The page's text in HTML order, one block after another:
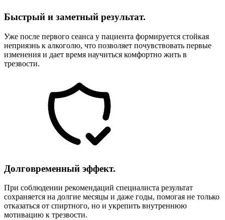
Быстрый и заметный результат.
Уже после первого сеанса у пациента формируется стойкая
неприязнь к алкоголю, что позволяет почувствовать первые
изменения и дает время научиться комфортно жить в
трезвости.
Долговременный эффект.
При соблюдении рекомендаций специалиста результат
сохраняется на долгие месяцы и даже годы, помогая не только
отказаться от спиртного, но и укрепить внутреннюю
мотивацию к трезвости.